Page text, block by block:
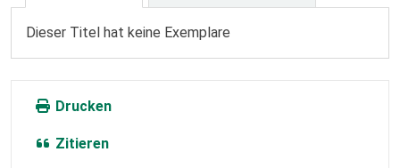
Dieser Titel hat keine Exemplare
Drucken
Zitieren